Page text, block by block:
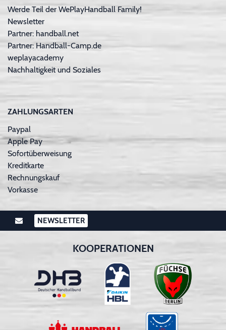
Werde Teil der WePlayHandball Family!
Newsletter
Partner: handball.net
Partner: Handball-Camp.de
weplayacademy
Nachhaltigkeit und Soziales
ZAHLUNGSARTEN
Paypal
Apple Pay
Sofortüberweisung
Kreditkarte
Rechnungskauf
Vorkasse
NEWSLETTER
KOOPERATIONEN